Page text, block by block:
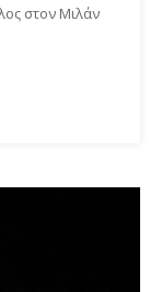
στον Μιλάν